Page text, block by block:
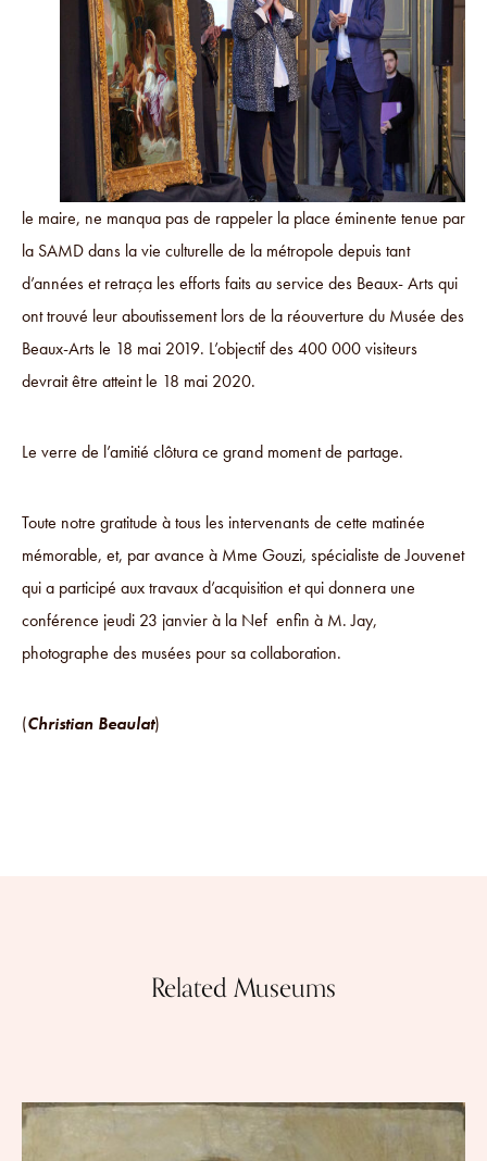
le maire, ne manqua pas de rappeler la place éminente tenue par
la SAMD dans la vie culturelle de la métropole depuis tant
d’années et retraça les efforts faits au service des Beaux- Arts qui
ont trouvé leur aboutissement lors de la réouverture du Musée des
Beaux-Arts le 18 mai 2019. L’objectif des 400 000 visiteurs
devrait être atteint le 18 mai 2020.
Le verre de l’amitié clôtura ce grand moment de partage.
Toute notre gratitude à tous les intervenants de cette matinée
mémorable, et, par avance à Mme Gouzi, spécialiste de Jouvenet
qui a participé aux travaux d’acquisition et qui donnera une
conférence jeudi 23 janvier à la Nef enfin à M. Jay,
photographe des musées pour sa collaboration.
(Christian Beaulat)
Related Museums